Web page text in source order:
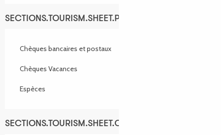
SECTIONS.TOURISM.SHEET.PAYMENTS_METHODS
Chèques bancaires et postaux
Chèques Vacances
Espèces
SECTIONS.TOURISM.SHEET.OPENINGS